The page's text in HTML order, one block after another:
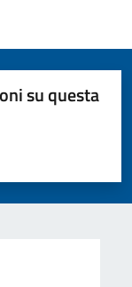
su questa